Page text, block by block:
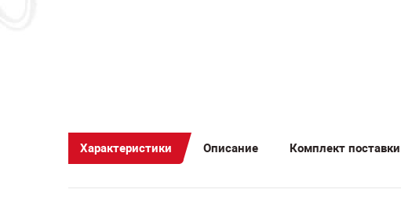
Характеристики Описание Комплект поставки